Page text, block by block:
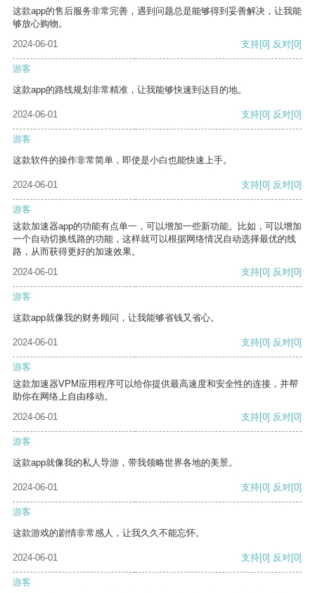
这款app的售后服务非常完善，遇到问题总是能够得到妥善解决，让我能
够放心购物。
2024-06-01
支持[0] 反对[0]
游客
这款app的路线规划非常精准，让我能够快速到达目的地。
2024-06-01 支持[0] 反对[0]
游客
这款软件的操作非常简单，即使是小白也能快速上手。
2024-06-01 支持[0] 反对[0]
游客
这款加速器app的功能有点单一，可以增加一些新功能。比如，可以增加
一个自动切换线路的功能，这样就可以根据网络情况自动选择最优的线
路，从而获得更好的加速效果。
2024-06-01
支持[0] 反对[0]
游客
这款app就像我的财务顾问，让我能够省钱又省心。
2024-06-01 支持[0] 反对[0]
游客
这款加速器VPM应用程序可以给你提供最高速度和安全性的连接，并帮
助你在网络上自由移动。
2024-06-01
支持[0] 反对[0]
游客
这款app就像我的私人导游，带我领略世界各地的美景。
2024-06-01 支持[0] 反对[0]
游客
这款游戏的剧情非常感人，让我久久不能忘怀。
2024-06-01 支持[0] 反对[0]
游客